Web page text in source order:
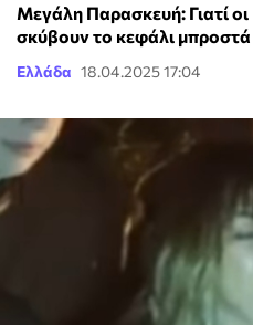
Μεγάλη Παρασκευή: Γιατί
σκύβουν το κεφάλι
Ελλάδα 18.04.2025 17:04